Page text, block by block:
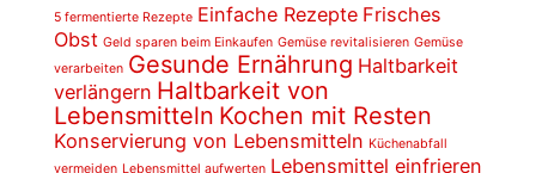
5 fermentierte Rezepte Einfache Rezepte Frisches
Obst Geld sparen beim Einkaufen Gemüse revitalisieren Gemüse
verarbeiten Gesunde Ernährung Haltbarkeit
verlängern Haltbarkeit von
Lebensmitteln Kochen mit Resten
Konservierung von Lebensmitteln Küchenabfall
vermeiden Lebensmittel aufwerten Lebensmittel einfrieren